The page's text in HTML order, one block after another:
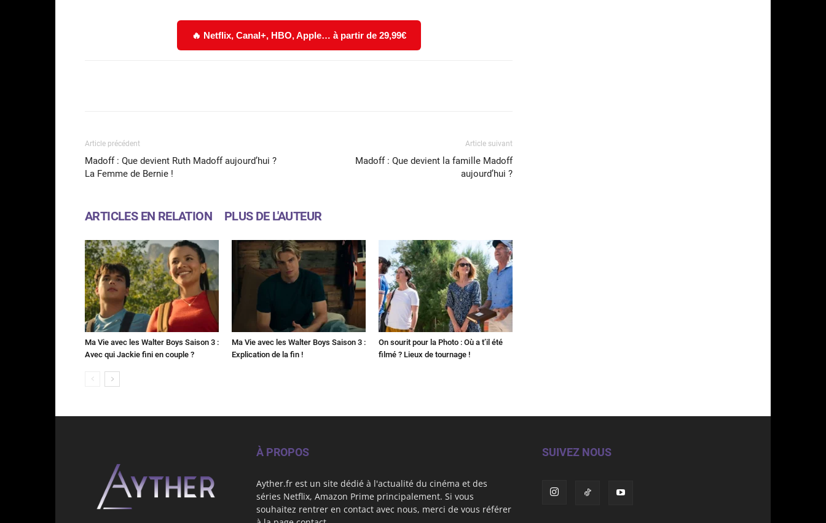
🔥 Netflix, Canal+, HBO, Apple… à partir de 29,99€
Article précédent
Madoff : Que devient Ruth Madoff aujourd’hui ?
La Femme de Bernie !
Article suivant
Madoff : Que devient la famille Madoff
aujourd’hui ?
ARTICLES EN RELATION PLUS DE L'AUTEUR
Ma Vie avec les Walter Boys Saison 3 :
Avec qui Jackie fini en couple ?
Ma Vie avec les Walter Boys Saison 3 :
Explication de la fin !
On sourit pour la Photo : Où a t’il été
filmé ? Lieux de tournage !
À PROPOS
Ayther.fr est un site dédié à l'actualité du cinéma et des
séries Netflix, Amazon Prime principalement. Si vous
souhaitez rentrer en contact avec nous, merci de vous référer
SUIVEZ NOUS